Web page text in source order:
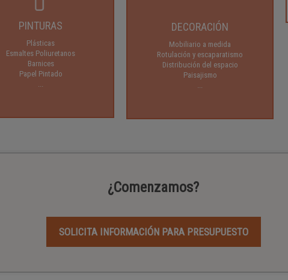
PINTURAS
Plásticas
Esmaltes Poliuretanos
Barnices
Papel Pintado
...
DECORACIÓN
Mobiliario a medida
Rotulación y escaparatismo
Distribución del espacio
Paisajismo
...
¿Comenzamos?
SOLICITA INFORMACIÓN PARA PRESUPUESTO